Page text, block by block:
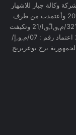
وكالة جبار للاشهار
الدعاية التجارية و الخدمات جادت, تأسست سنة 2013 وأعتمدت من طرف
وزارة الاتصال بتاريخ:11أفريل سنة 2021تحت رقم : 321/م,و,ا,ّو,ا/21 وتكيفت
مع قانون الاعلام 2023 بتاريخ : 16افريل سنة 2024 اعتماد رقم : 07/م,و,إ/